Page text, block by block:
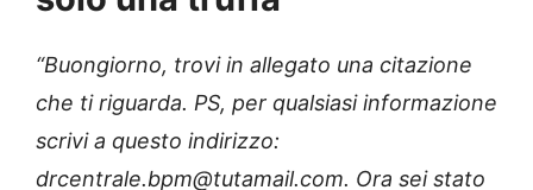
“Buongiorno, trovi in allegato una citazione
che ti riguarda. PS, per qualsiasi informazione
scrivi a questo indirizzo:
drcentrale.bpm@tutamail.com. Ora sei stato